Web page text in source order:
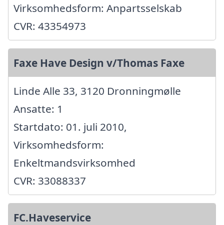
Virksomhedsform: Anpartsselskab
CVR: 43354973
Faxe Have Design v/Thomas Faxe
Linde Alle 33, 3120 Dronningmølle
Ansatte: 1
Startdato: 01. juli 2010,
Virksomhedsform:
Enkeltmandsvirksomhed
CVR: 33088337
FC.Haveservice